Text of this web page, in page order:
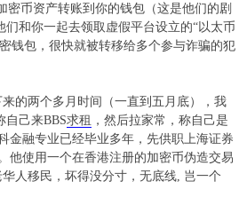
币资产转账到你的钱包（这是他们的剧
和你一起去领取虚假平台设立的“以太币
钱包，很快就被转移给多个参与诈骗的犯
的两个多月时间（一直到五月底），我
自己来BBS求租 ，然后拉家常，称自己是
金融专业已经毕业多年，先供职上海证券
他使用一个在香港注册的加密币伪造交易
人移民，坏得没分寸，无底线, 岂一个